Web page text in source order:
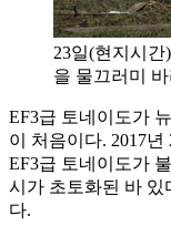
23일(현지시
을 물끄러미
EF3급 토네이도가
이 처음이다. 2017
EF3급 토네이도가
시가 초토화된 바 있
다.